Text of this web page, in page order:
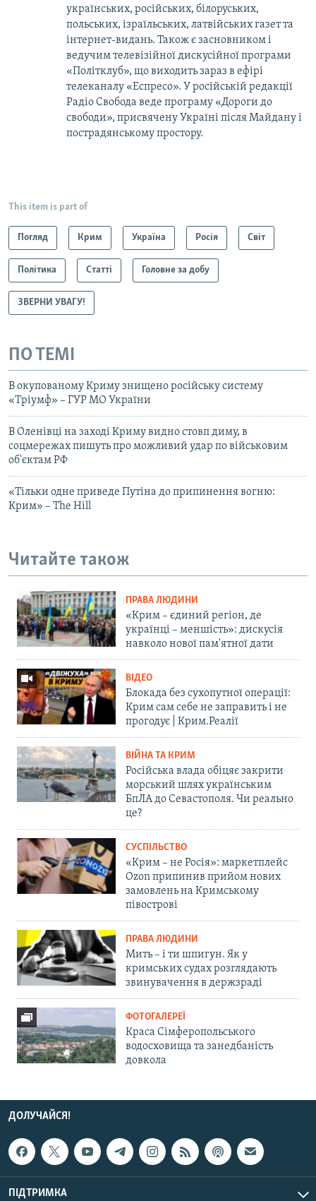
українських, російських, білоруських,
польських, ізраїльських, латвійських газет та
інтернет-видань. Також є засновником і
ведучим телевізійної дискусійної програми
«Політклуб», що виходить зараз в ефірі
телеканалу «Еспресо». У російській редакції
Радіо Свобода веде програму «Дороги до
свободи», присвячену Україні після Майдану і
пострадянському простору.
This item is part of
Погляд Крим Україна Росія Світ
Політика Статті Головне за добу
ЗВЕРНИ УВАГУ!
ПО ТЕМІ
В окупованому Криму знищено російську систему
«Тріумф» – ГУР МО України
В Оленівці на заході Криму видно стовп диму, в
соцмережах пишуть про можливий удар по військовим
об'єктам РФ
«Тільки одне приведе Путіна до припинення вогню:
Крим» – Тhe Нill
Читайте також
ПРАВА ЛЮДИНИ
«Крим – єдиний регіон, де
українці – меншість»: дискусія
навколо нової пам'ятної дати
ВІДЕО
Блокада без сухопутної операції:
Крим сам себе не заправить і не
прогодує | Крим.Реалії
ВІЙНА ТА КРИМ
Російська влада обіцяє закрити
морський шлях українським
БпЛА до Севастополя. Чи реально
це?
СУСПІЛЬСТВО
«Крим – не Росія»: маркетплейс
Ozon припинив прийом нових
замовлень на Кримському
півострові
ПРАВА ЛЮДИНИ
Мить – і ти шпигун. Як у
кримських судах розглядають
звинувачення в держзраді
ФОТОГАЛЕРЕЇ
Краса Сімферопольського
водосховища та занедбаність
довкола
ДОЛУЧАЙСЯ!
ПІДТРИМКА